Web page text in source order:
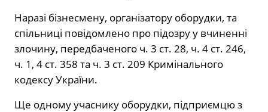
Наразі бізнесмену, організатору оборудки, та
спільниці повідомлено про підозру у вчиненні
злочину, передбаченого ч. 3 ст. 28, ч. 4 ст. 246,
ч. 1, 4 ст. 358 та ч. 3 ст. 209 Кримінального
кодексу України.
Ще одному учаснику оборудки, підприємцю з